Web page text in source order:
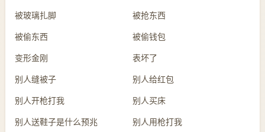
被玻璃扎脚 被抢东西
被偷东西 被偷钱包
变形金刚 表坏了
别人缝被子 别人给红包
别人开枪打我 别人买床
别人送鞋子是什么预兆 别人用枪打我